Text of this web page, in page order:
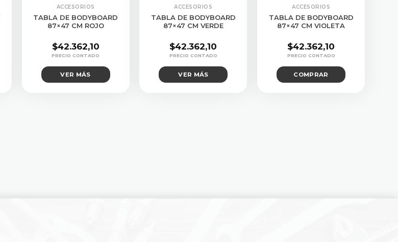
ACCESORIOS
TABLA DE BODYBOARD
87×47 CM ROJO
$42.362,10
VER MÁS
ACCESORIOS
TABLA DE BODYBOARD
87×47 CM VERDE
$42.362,10
VER MÁS
ACCESORIOS
TABLA DE BODYBOARD
87×47 CM VIOLETA
$42.362,10
COMPRAR